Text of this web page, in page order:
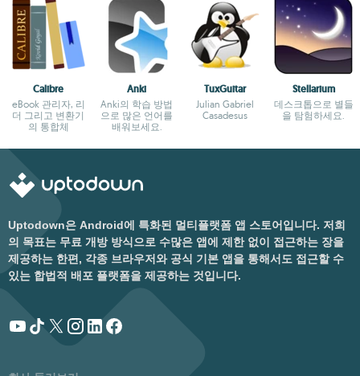
Calibre
eBook 관리자, 리
더 그리고 변환기
의 통합체
Anki
Anki의 학습 방법
으로 많은 언어를
배워보세요.
TuxGuitar
Julian Gabriel
Casadesus
Stellarium
데스크톱으로 별들
을 탐험하세요.
Uptodown은 Android에 특화된 멀티플랫폼 앱 스토어입니다. 저희
의 목표는 무료 개방 방식으로 수많은 앱에 제한 없이 접근하는 장을
제공하는 한편, 각종 브라우저와 공식 기본 앱을 통해서도 접근할 수
있는 합법적 배포 플랫폼을 제공하는 것입니다.